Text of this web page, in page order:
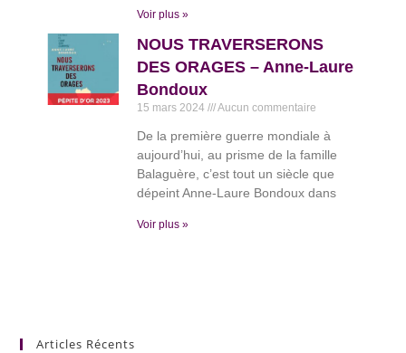
Voir plus »
NOUS TRAVERSERONS
DES ORAGES – Anne-Laure
Bondoux
15 mars 2024 Aucun commentaire
De la première guerre mondiale à
aujourd’hui, au prisme de la famille
Balaguère, c’est tout un siècle que
dépeint Anne-Laure Bondoux dans
Voir plus »
Articles Récents